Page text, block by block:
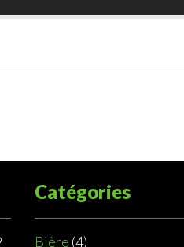
Catégories
Bière (4)